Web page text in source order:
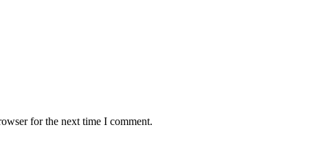
for the next time I comment.